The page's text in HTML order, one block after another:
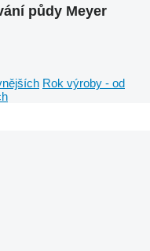
půdy Meyer
Rok výroby - od